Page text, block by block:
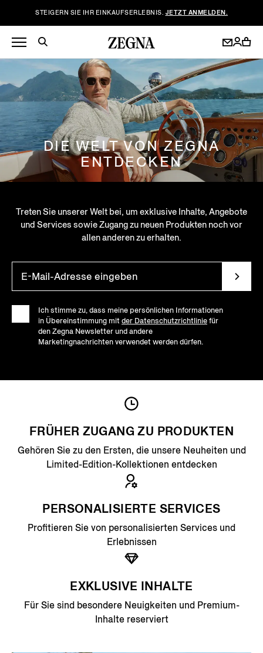
STEIGERN SIE IHR EINKAUFSERLEBNIS. JETZT ANMELDEN.
DIE WELT VON ZEGNA
ENTDECKEN
Treten Sie unserer Welt bei, um exklusive Inhalte, Angebote
und Services sowie Zugang zu neuen Produkten noch vor
allen anderen zu erhalten.
Ich stimme zu, dass meine persönlichen Informationen
in Übereinstimmung mitder Datenschutzrichtliniefür
den Zegna Newsletter und andere
Marketingnachrichten verwendet werden dürfen.
FRÜHER ZUGANG ZU PRODUKTEN
Gehören Sie zu den Ersten, die unsere Neuheiten und
Limited-Edition-Kollektionen entdecken
PERSONALISIERTE SERVICES
Profitieren Sie von personalisierten Services und
Erlebnissen
EXKLUSIVE INHALTE
Für Sie sind besondere Neuigkeiten und Premium-
Inhalte reserviert